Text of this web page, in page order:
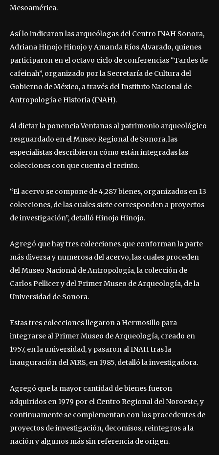
Mesoamérica.
Así lo indicaron las arqueólogas del Centro INAH Sonora,
Adriana Hinojo Hinojo y Amanda Ríos Alvarado, quienes
participaron en el octavo ciclo de conferencias “Tardes de
cafeinah”, organizado por la Secretaría de Cultura del
Gobierno de México, a través del Instituto Nacional de
Antropología e Historia (INAH).
Al dictar la ponencia Ventanas al patrimonio arqueológico
resguardado en el Museo Regional de Sonora, las
especialistas describieron cómo están integradas las
colecciones con que cuenta el recinto.
“El acervo se compone de 4,287 bienes, organizados en 13
colecciones, de las cuales siete corresponden a proyectos
de investigación”, detalló Hinojo Hinojo.
Agregó que hay tres colecciones que conforman la parte
más diversa y numerosa del acervo, las cuales proceden
del Museo Nacional de Antropología, la colección de
Carlos Pellicer y del Primer Museo de Arqueología, de la
Universidad de Sonora.
Estas tres colecciones llegaron a Hermosillo para
integrarse al Primer Museo de Arqueología, creado en
1957, en la universidad, y pasaron al INAH tras la
inauguración del MRS, en 1985, detalló la investigadora.
Agregó que la mayor cantidad de bienes fueron
adquiridos en 1979 por el Centro Regional del Noroeste, y
continuamente se complementan con los procedentes de
proyectos de investigación, decomisos, reintegros a la
nación y algunos más sin referencia de origen.